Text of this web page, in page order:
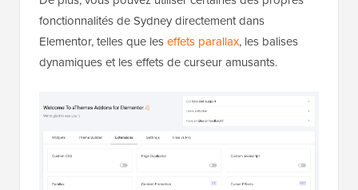
fonctionnalités de Sydney directement dans
Elementor, telles que leseffets parallax, les balises
dynamiques et les effets de curseur amusants.